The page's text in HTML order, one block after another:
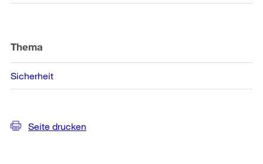
Thema
Sicherheit
Seite drucken